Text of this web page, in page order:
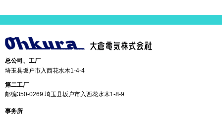
总公司、工厂
埼玉县坂户市入西花水木1-4-4
第二工厂
邮编350-0269 埼玉县坂户市入西花水木1-8-9
事务所